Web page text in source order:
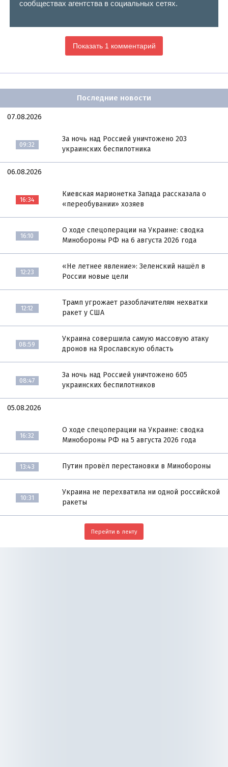
сообществах агентства в социальных сетях.
Показать 1 комментарий
Последние новости
07.08.2026
09:32
За ночь над Россией уничтожено 203
украинских беспилотника
06.08.2026
16:34
Киевская марионетка Запада рассказала о
«переобувании» хозяев
16:10
О ходе спецоперации на Украине: сводка
Минобороны РФ на 6 августа 2026 года
12:23
«Не летнее явление»: Зеленский нашёл в
России новые цели
12:12
Трамп угрожает разоблачителям нехватки
ракет у США
08:59
Украина совершила самую массовую атаку
дронов на Ярославскую область
08:47
За ночь над Россией уничтожено 605
украинских беспилотников
05.08.2026
16:32
О ходе спецоперации на Украине: сводка
Минобороны РФ на 5 августа 2026 года
13:43 Путин провёл перестановки в Минобороны
10:31
Украина не перехватила ни одной российской
ракеты
Перейти в ленту